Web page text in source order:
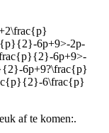
6p+9>-2p-
6p+9>-
6p+9?\frac{p}
6\frac{p}
af te komen:.